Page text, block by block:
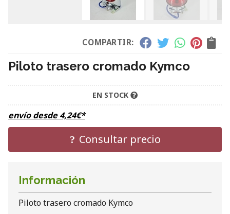
COMPARTIR:
Piloto trasero cromado Kymco
EN STOCK
envío desde4,24€*
Consultar precio
Información
Piloto trasero cromado Kymco